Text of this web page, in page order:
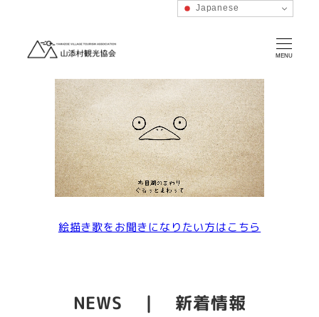
MENU
絵描き歌をお聞きになりたい方はこちら
NEWS ｜ 新着情報
Japanese